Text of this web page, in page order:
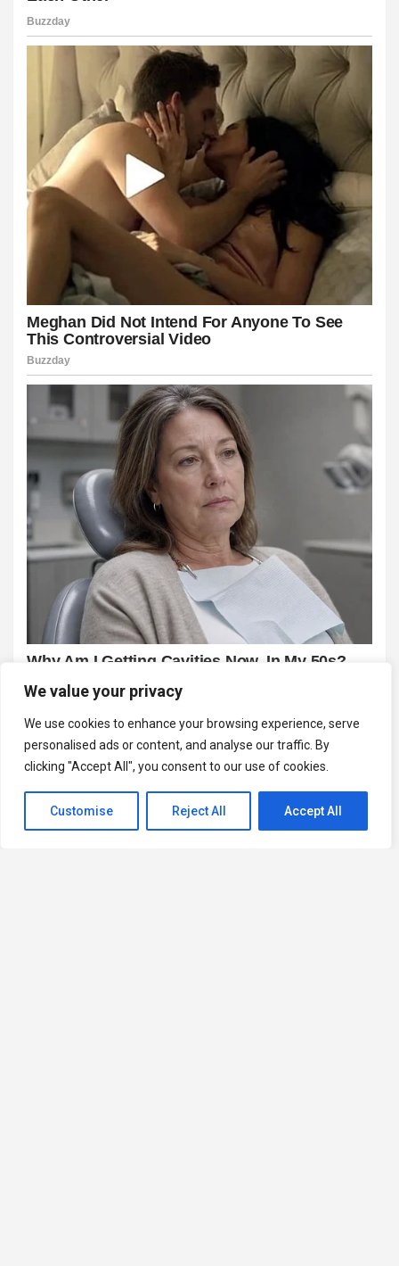
We value your privacy
We use cookies to enhance your browsing experience, serve
personalised ads or content, and analyse our traffic. By
clicking "Accept All", you consent to our use of cookies.
Customise Reject All Accept All